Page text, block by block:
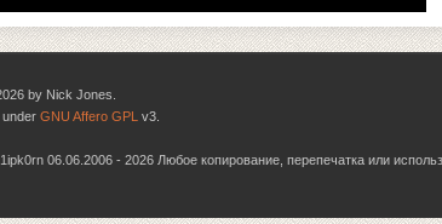
by Nick Jones.
GNU Affero GPL v3.
06.06.2006 - 2026 Любое копирование, перепечатка или